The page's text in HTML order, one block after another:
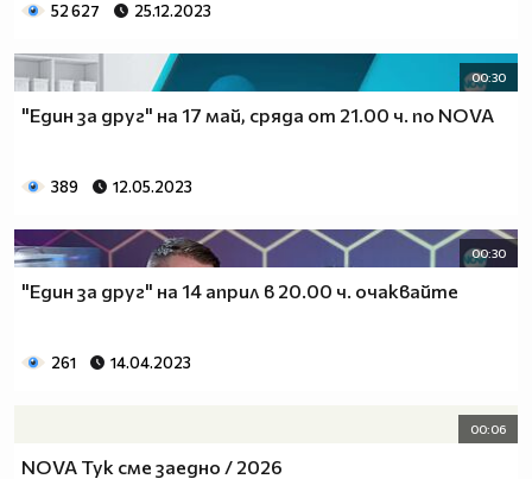
52 627 25.12.2023
00:30
"Един за друг" на 17 май, сряда от 21.00 ч. по NOVA
389 12.05.2023
00:30
"Един за друг" на 14 април в 20.00 ч. очаквайте
261 14.04.2023
00:06
NOVA Тук сме заедно / 2026